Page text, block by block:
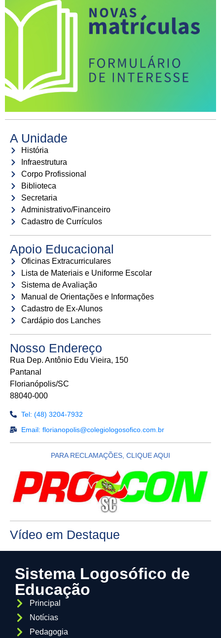
A Unidade
História
Infraestrutura
Corpo Profissional
Biblioteca
Secretaria
Administrativo/Financeiro
Cadastro de Currículos
Apoio Educacional
Oficinas Extracurriculares
Lista de Materiais e Uniforme Escolar
Sistema de Avaliação
Manual de Orientações e Informações
Cadastro de Ex-Alunos
Cardápio dos Lanches
Nosso Endereço
Rua Dep. Antônio Edu Vieira, 150
Pantanal
Florianópolis/SC
88040-000
Tel: (48) 3204-7932
Email: florianopolis@colegiologosofico.com.br
PARA RECLAMAÇÕES, CLIQUE AQUI
Vídeo em Destaque
Sistema Logosófico de
Educação
Principal
Notícias
Pedagogia